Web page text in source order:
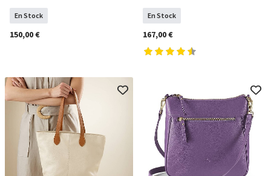
En Stock
150,00 €
En Stock
167,00 €